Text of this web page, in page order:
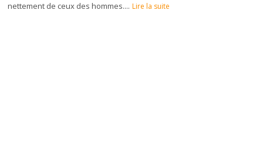
nettement de ceux des hommes.... Lire la suite